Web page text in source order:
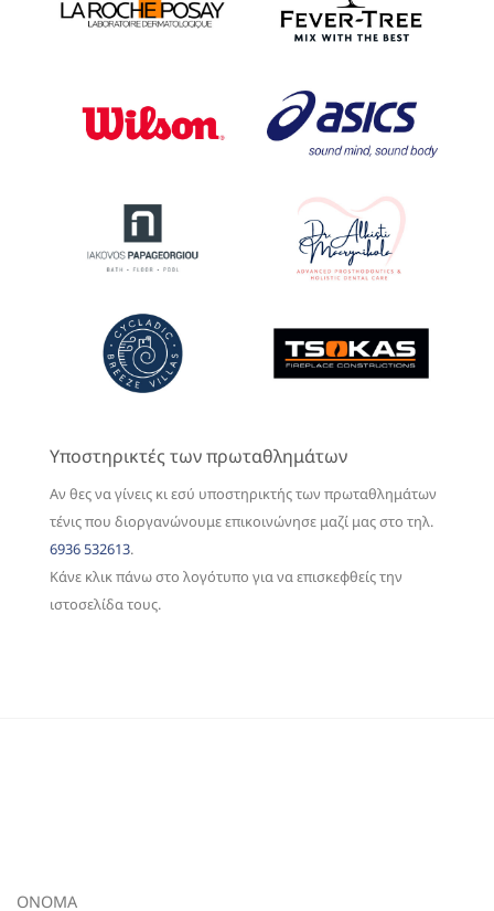
Υποστηρικτές των πρωταθλημάτων
Αν θες να γίνεις κι εσύ υποστηρικτής των πρωταθλημάτων
τένις που διοργανώνουμε επικοινώνησε μαζί μας στο τηλ.
6936 532613.
Κάνε κλικ πάνω στο λογότυπο για να επισκεφθείς την
ιστοσελίδα τους.
ΟΝΟΜΑ